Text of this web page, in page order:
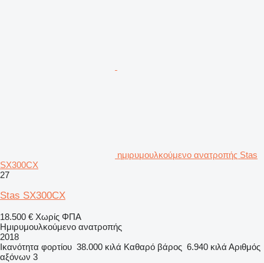
ημιρυμουλκούμενο ανατροπής Stas
SX300CX
27
Stas SX300CX
18.500 € Χωρίς ΦΠΑ
Ημιρυμουλκούμενο ανατροπής
2018
Ικανότητα φορτίου 38.000 κιλά Καθαρό βάρος 6.940 κιλά Αριθμός
αξόνων 3